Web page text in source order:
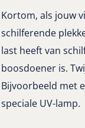
Kortom, als jouw
schilferende
last heeft van
boosdoener is.
Bijvoorbeeld met
speciale UV-lamp.